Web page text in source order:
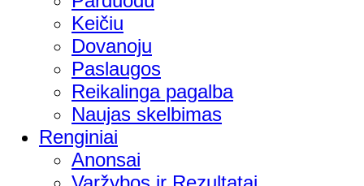
Keičiu
Dovanoju
Paslaugos
Reikalinga pagalba
Naujas skelbimas
Renginiai
Anonsai